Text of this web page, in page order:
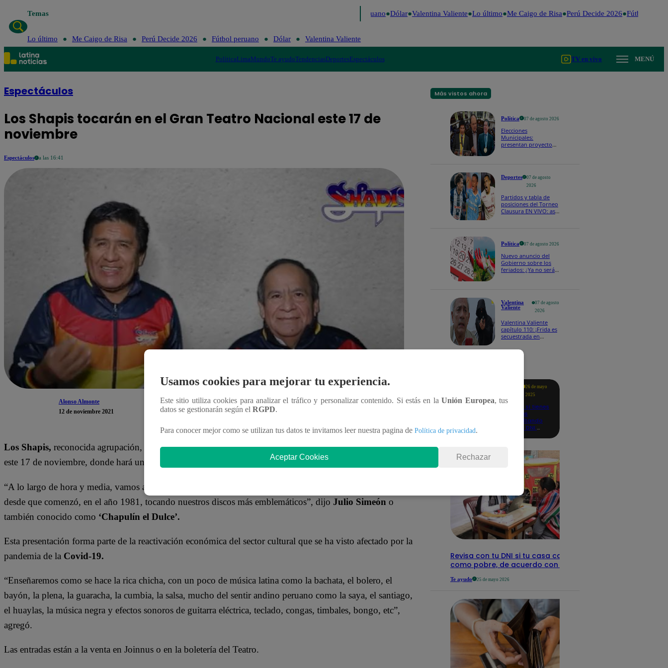
Temas Fútbol peruano Dólar Valentina Valiente Lo último Me Caigo de Risa Perú Decide 2026 Fútbol
Lo último Me Caigo de Risa Perú Decide 2026 Fútbol peruano Dólar Valentina Valiente
PolíticaLimaMundoTe ayudoTendenciasDeportesEspectáculos TV en vivo MENÚ
Espectáculos
Los Shapis tocarán en el Gran Teatro Nacional este 17 de
noviembre
Espectáculos a las 16:41
Alonso Almonte
12 de noviembre 2021
Los Shapis, reconocida agrupación, brindará un espectáculo por primera vez en elGran Teatro Nacional
este 17 de noviembre, donde hará un repaso por su larga y exitosa trayectoria musical.
“A lo largo de hora y media, vamos a exhibir y presentar parte de los 40 años de vida artística de Los Shapis,
desde que comenzó, en el año 1981, tocando nuestros discos más emblemáticos”, dijo Julio Simeón o
también conocido como ‘Chapulín el Dulce’.
Esta presentación forma parte de la reactivación económica del sector cultural que se ha visto afectado por la
pandemia de la Covid-19.
“Enseñaremos como se hace la rica chicha, con un poco de música latina como la bachata, el bolero, el
bayón, la plena, la guaracha, la cumbia, la salsa, mucho del sentir andino peruano como la saya, el santiago,
el huaylas, la música negra y efectos sonoros de guitarra eléctrica, teclado, congas, timbales, bongo, etc”,
agregó.
Las entradas están a la venta en Joinnus o en la boletería del Teatro.
Más vistos ahora
Política 07 de agosto 2026
Elecciones
Municipales:
presentan proyecto
Deportes
07 de agosto
2026
Partidos y tabla de
posiciones del Torneo
Clausura EN VIVO: así
Política 07 de agosto 2026
Nuevo anuncio del
Gobierno sobre los
feriados: ¿Ya no serán
Valentina
Valiente
07 de agosto
2026
Valentina Valiente
capítulo 110: ¡Frida es
secuestrada en
Edmundo!
26 de mayo
2025
Revisa si tienes
deudas
consultando
con tu DNI:
Revisa con tu DNI si tu casa califica
como pobre, de acuerdo con el Sisfoh
Te ayudo 25 de mayo 2026
Usamos cookies para mejorar tu experiencia.
Este sitio utiliza cookies para analizar el tráfico y personalizar contenido. Si estás en laUnión Europea, tus
datos se gestionarán según el RGPD.
Para conocer mejor como se utilizan tus datos te invitamos leer nuestra pagina de Política de privacidad.
Aceptar Cookies Rechazar